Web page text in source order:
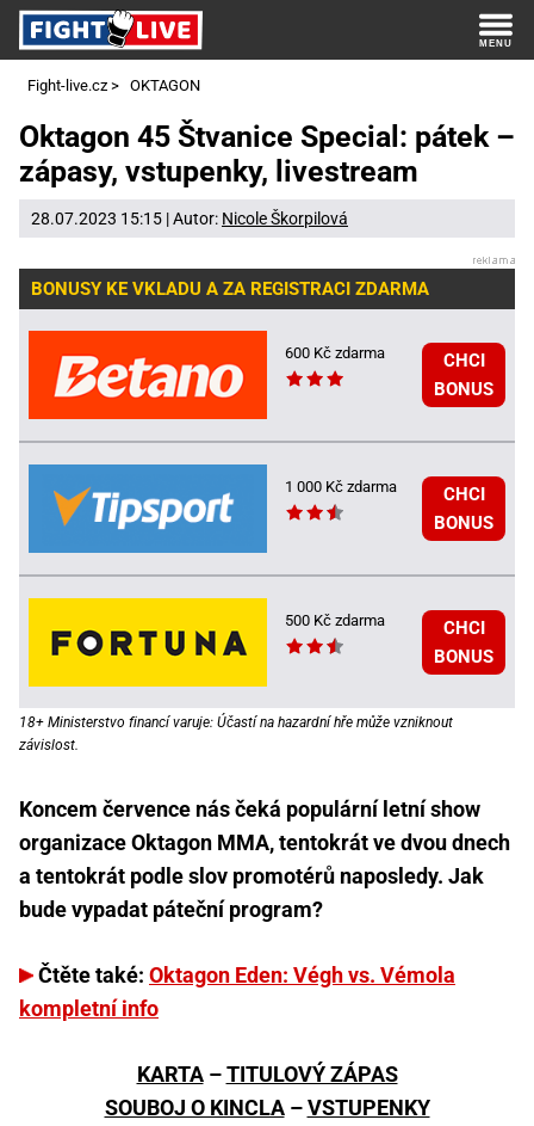
Fight-live.cz > OKTAGON
Oktagon 45 Štvanice Special: pátek –
zápasy, vstupenky, livestream
28.07.2023 15:15 | Autor: Nicole Škorpilová
BONUSY KE VKLADU A ZA REGISTRACI ZDARMA
600 Kč zdarma
CHCI
BONUS
1 000 Kč zdarma
CHCI
BONUS
500 Kč zdarma
CHCI
BONUS
18+ Ministerstvo financí varuje: Účastí na hazardní hře může vzniknout
závislost.
Koncem července nás čeká populární letní show
organizace Oktagon MMA, tentokrát ve dvou dnech
a tentokrát podle slov promotérů naposledy. Jak
bude vypadat páteční program?
Čtěte také: Oktagon Eden: Végh vs. Vémola
kompletní info
KARTA–TITULOVÝ ZÁPAS
SOUBOJ O KINCLA–VSTUPENKY